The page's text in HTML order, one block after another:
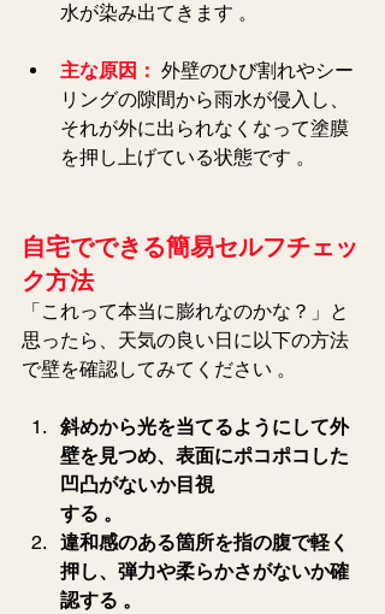
水が染み出てきます 。
主な原因： 外壁のひび割れやシー
リングの隙間から雨水が侵入し、
それが外に出られなくなって塗膜
を押し上げている状態です 。
自宅でできる簡易セルフチェッ
ク方法
「これって本当に膨れなのかな？」と
思ったら、天気の良い日に以下の方法
で壁を確認してみてください 。
斜めから光を当てるようにして外
壁を見つめ、表面にポコポコした
凹凸がないか目視
する 。
違和感のある箇所を指の腹で軽く
押し、弾力や柔らかさがないか確
認する 。